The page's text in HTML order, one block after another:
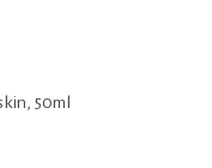
50ml